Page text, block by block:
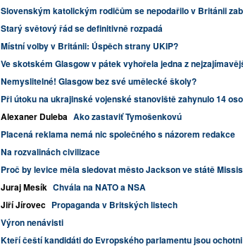
Slovenským katolickým rodičům se nepodařilo v Británii
Starý světový řád se definitivně rozpadá
Místní volby v Británii: Úspěch strany UKIP?
Ve skotském Glasgow v pátek vyhořela jedna z
Nemyslitelné! Glasgow bez své umělecké školy?
Při útoku na ukrajinské vojenské stanoviště zahynulo 14
Alexaner Duleba Ako zastaviť Tymošenkovú
Placená reklama nemá nic společného s názorem redakce
Na rozvalinách civilizace
Proč by levice měla sledovat město Jackson ve státě
Juraj Mesík Chvála na NATO a NSA
Jiří Jírovec Propaganda v Britských listech
Výron nenávisti
Kteří čeští kandidáti do Evropského parlamentu jsou